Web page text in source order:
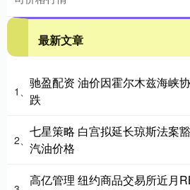
最新文章
1、
驰盈配资 油价因霍尔木兹海峡
跌
2、
七星策略 白宫拟延长琼斯法案
汽油价格
高亿管理 纽约商品交易所近月